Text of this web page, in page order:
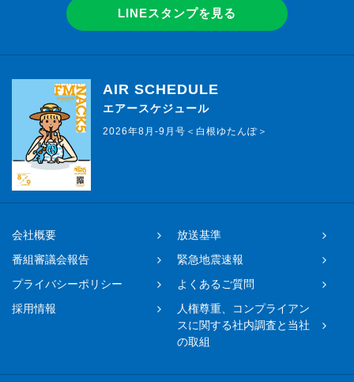
LINEスタンプを見る
AIR SCHEDULE
エアースケジュール
2026年8月-9月号＜白根ゆたんぽ＞
会社概要
放送基準
番組審議会報告
緊急地震速報
プライバシーポリシー
よくあるご質問
採用情報
人権尊重、コンプライアン
スに関する社内調査と当社
の取組